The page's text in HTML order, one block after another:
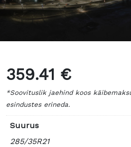
359.41 €
*Soovituslik jaehind koos
esindustes erineda.
Suurus
285/35R21